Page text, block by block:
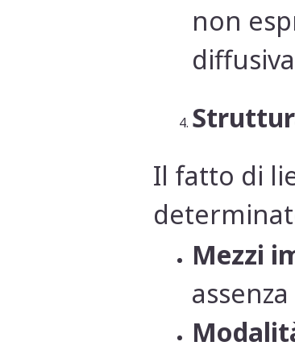
non
Il fatto di
Mezzi